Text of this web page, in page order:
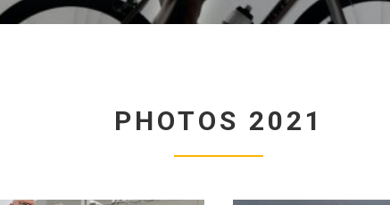
PHOTOS 2021